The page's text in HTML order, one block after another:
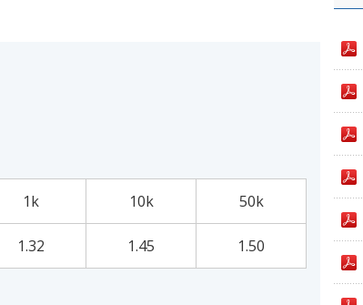
1k 10k 50k
1.32 1.45 1.50